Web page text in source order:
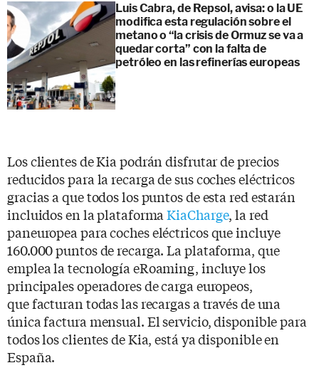
Luis Cabra, de Repsol, avisa: o la UE
modifica esta regulación sobre el
metano o “la crisis de Ormuz se va a
quedar corta” con la falta de
petróleo en las refinerías europeas
Los clientes de Kia podrán disfrutar de precios
reducidos para la recarga de sus coches eléctricos
gracias a que todos los puntos de esta red estarán
incluidos en la plataformaKiaCharge, la red
paneuropea para coches eléctricos que incluye
160.000 puntos de recarga. La plataforma, que
emplea la tecnología eRoaming, incluye los
principales operadores de carga europeos,
que facturan todas las recargas a través de una
única factura mensual. El servicio, disponible para
todos los clientes de Kia, está ya disponible en
España.